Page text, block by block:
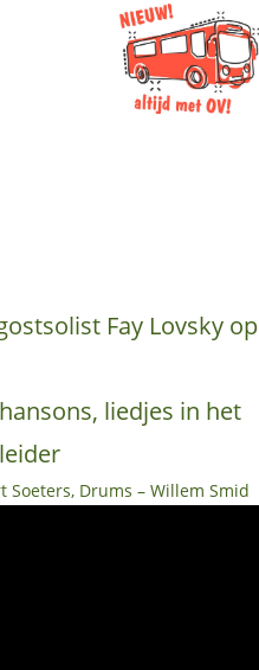
Fay Lovsky op
liedjes in het
Soeters, Drums – Willem Smid